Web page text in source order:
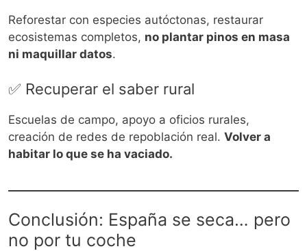
Reforestar con especies autóctonas, restaurar
ecosistemas completos, no plantar pinos en masa
ni maquillar datos.
✅ Recuperar el saber rural
Escuelas de campo, apoyo a oficios rurales,
creación de redes de repoblación real. Volver a
habitar lo que se ha vaciado.
Conclusión: España se seca… pero
no por tu coche